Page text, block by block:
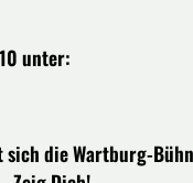
unter:
sich die Wartburg-